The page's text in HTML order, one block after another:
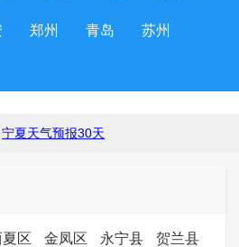
郑州 青岛 苏州
宁夏天气预报30天
区 金凤区 永宁县 贺兰县